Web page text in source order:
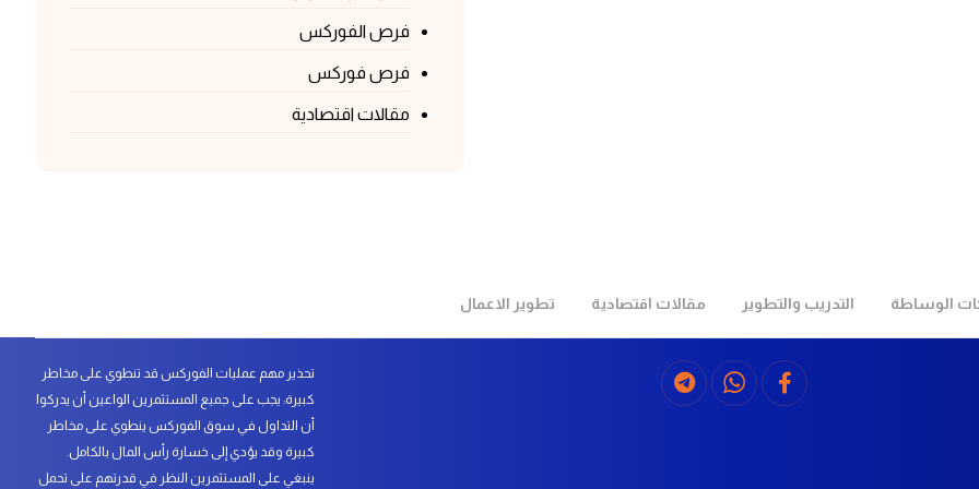
فرص الفوركس
فرص فوركس
مقالات اقتصادية
الوساطة التدريب والتطوير مقالات اقتصادية تطوير الاعمال
تحذير مهم عمليات الفوركس قد تنطوي على مخاطر
كبيرة: يجب على جميع المستثمرين الواعين أن يدركوا
أن التداول في سوق الفوركس ينطوي على مخاطر
كبيرة وقد يؤدي إلى خسارة رأس المال بالكامل.
ينبغي على المستثمرين النظر في قدرتهم على تحمل